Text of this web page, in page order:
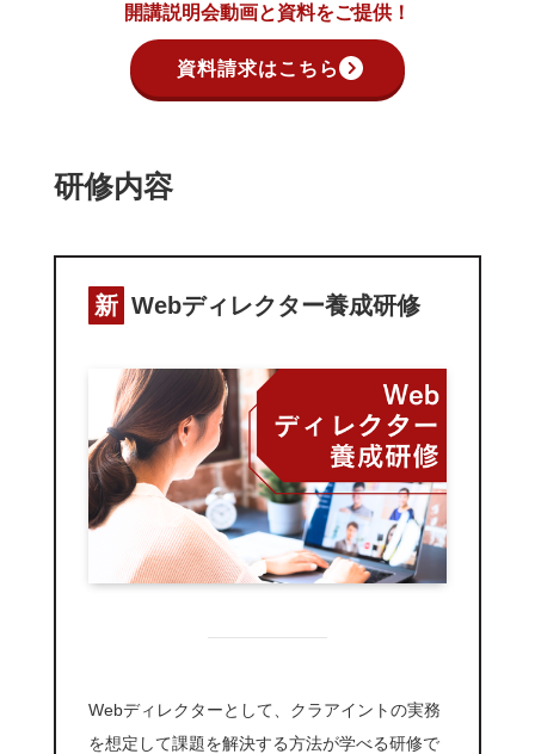
開講説明会動画と資料をご提供！
資料請求はこちら
研修内容
新 Webディレクター養成研修
Webディレクターとして、クラアイントの実務
を想定して課題を解決する方法が学べる研修で